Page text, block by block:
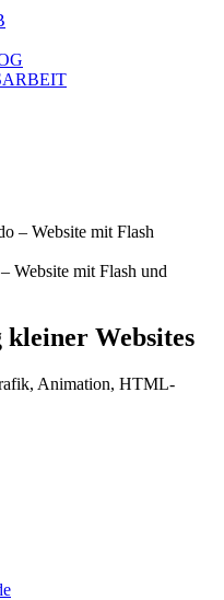
Website mit Flash und
kleiner Websites
Animation, HTML-